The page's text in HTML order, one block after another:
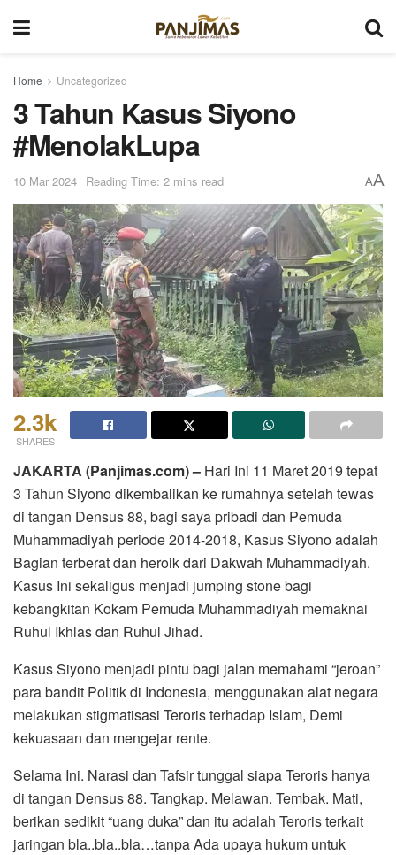
Home Uncategorized
3 Tahun Kasus Siyono
#MenolakLupa
10 Mar 2024 Reading Time: 2 mins read AA
2.3k
SHARES
JAKARTA (Panjimas.com) – Hari Ini 11 Maret 2019 tepat
3 Tahun Siyono dikembalikan ke rumahnya setelah tewas
di tangan Densus 88, bagi saya pribadi dan Pemuda
Muhammadiyah periode 2014-2018, Kasus Siyono adalah
Bagian terberat dan heroik dari Dakwah Muhammadiyah.
Kasus Ini sekaligus menjadi jumping stone bagi
kebangkitan Kokam Pemuda Muhammadiyah memaknai
Ruhul Ikhlas dan Ruhul Jihad.
Kasus Siyono menjadi pintu bagi jalan memahami “jeroan”
para bandit Politik di Indonesia, menggunakan alat negara
melakukan stigmatisasi Teroris terhadap Islam, Demi
kekuasaan dan mengejar rente.
Selama Ini. Narasi dan Tafsir tunggal siapa Teroris hanya
di tangan Densus 88. Tangkap. Melawan. Tembak. Mati,
berikan sedikit “uang duka” dan itu adalah Teroris terkait
jaringan bla..bla..bla…tanpa Ada upaya hukum untuk